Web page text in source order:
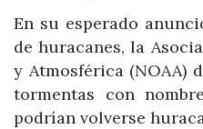
En su esperado
de huracanes, la
y Atmosférica (NOAA)
tormentas con
podrían volverse